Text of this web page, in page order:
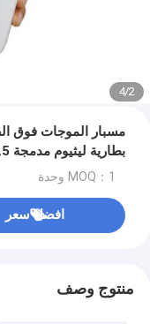
2
/
4
مسبار الموجات فوق
بطارية ليثيوم مدمجة 7.5-10 ميجاهرتز طول 46 مم
MOQ：1 وحدة
افضل سعر
منتوج وصف